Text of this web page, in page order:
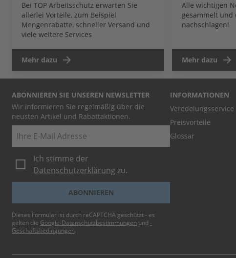
Bei TOP Arbeitsschutz erwarten Sie
allerlei Vorteile, zum Beispiel
Mengenrabatte, schneller Versand und
viele weitere Services
Mehr dazu
Alle wichtigen
gesammelt und
nachschlagen!
Mehr dazu
ABONNIEREN SIE UNSEREN NEWSLETTER
Wir informieren Sie regelmäßig über die
neusten Artikel und Rabattaktionen.
E-Mail
Ich stimme der
Datenschutzerklärung zu.
ABONNIEREN
Dieses Formular ist durch reCAPTCHA geschützt - es
gelten die Google-Datenschutzbestimmungen und -
Geschäftsbedingungen.
INFORMATIONEN
Veredelungsservice
Preisvorteile
Glossar